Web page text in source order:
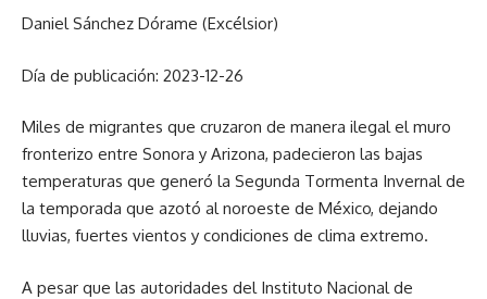
Daniel Sánchez Dórame (Excélsior)
Día de publicación: 2023-12-26
Miles de migrantes que cruzaron de manera ilegal el muro
fronterizo entre Sonora y Arizona, padecieron las bajas
temperaturas que generó la Segunda Tormenta Invernal de
la temporada que azotó al noroeste de México, dejando
lluvias, fuertes vientos y condiciones de clima extremo.
A pesar que las autoridades del Instituto Nacional de